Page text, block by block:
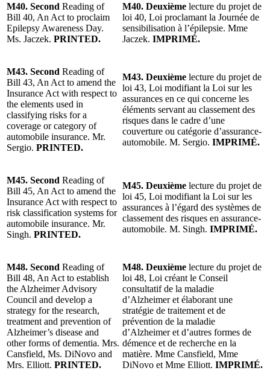
M40. Second Reading of
Bill 40, An Act to proclaim
Epilepsy Awareness Day.
Ms. Jaczek. PRINTED.
M40. Deuxième lecture du projet de
loi 40, Loi proclamant la Journée de
sensibilisation à l’épilepsie. Mme
Jaczek. IMPRIMÉ.
M43. Second Reading of
Bill 43, An Act to amend the
Insurance Act with respect to
the elements used in
classifying risks for a
coverage or category of
automobile insurance. Mr.
Sergio. PRINTED.
M43. Deuxième lecture du projet de
loi 43, Loi modifiant la Loi sur les
assurances en ce qui concerne les
éléments servant au classement des
risques dans le cadre d’une
couverture ou catégorie d’assurance-
automobile. M. Sergio. IMPRIMÉ.
M45. Second Reading of
Bill 45, An Act to amend the
Insurance Act with respect to
risk classification systems for
automobile insurance. Mr.
Singh. PRINTED.
M45. Deuxième lecture du projet de
loi 45, Loi modifiant la Loi sur les
assurances à l’égard des systèmes de
classement des risques en assurance-
automobile. M. Singh. IMPRIMÉ.
M48. Second Reading of
Bill 48, An Act to establish
the Alzheimer Advisory
Council and develop a
strategy for the research,
treatment and prevention of
Alzheimer’s disease and
other forms of dementia. Mrs.
Cansfield, Ms. DiNovo and
Mrs. Elliott. PRINTED.
M48. Deuxième lecture du projet de
loi 48, Loi créant le Conseil
consultatif de la maladie
d’Alzheimer et élaborant une
stratégie de traitement et de
prévention de la maladie
d’Alzheimer et d’autres formes de
démence et de recherche en la
matière. Mme Cansfield, Mme
DiNovo et Mme Elliott. IMPRIMÉ.